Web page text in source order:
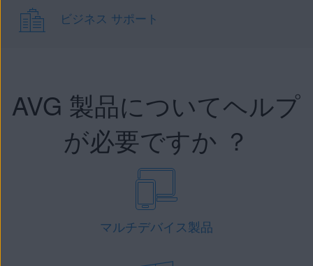
ビジネス サポート
AVG 製品についてヘルプ
が必要ですか ？
マルチデバイス製品